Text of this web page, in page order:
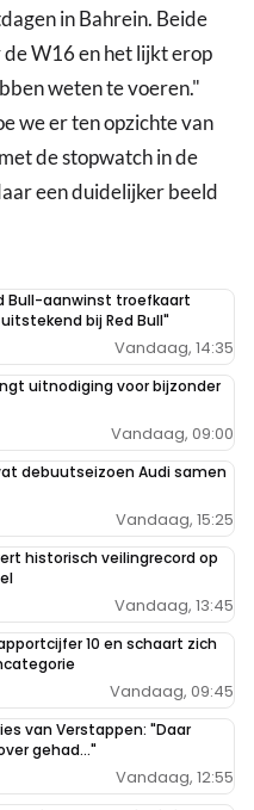
in Bahrein. Beide
W16 en het lijkt erop
weten te voeren."
we er ten opzichte van
de stopwatch in de
een duidelijker beeld
Bull-aanwinst troefkaart
bij Red Bull"
Vandaag, 14:35
uitnodiging voor bijzonder
Vandaag, 09:00
debuutseizoen Audi samen
Vandaag, 15:25
historisch veilingrecord op
Vandaag, 13:45
10 en schaart zich
Vandaag, 09:45
van Verstappen: "Daar
gehad..."
Vandaag, 12:55